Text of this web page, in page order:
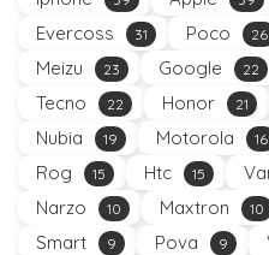
Evercoss 31 Poco 26
Meizu 23 Google 22
Tecno 22 Honor 21
Nubia 19 Motorola 16
Rog 15 Htc 15
Narzo 10 Maxtron 10
Smart 9 Pova 9